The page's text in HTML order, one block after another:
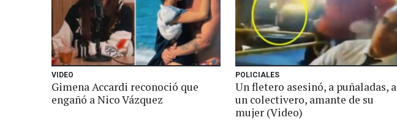
VIDEO
Gimena Accardi reconoció que
engañó a Nico Vázquez
POLICIALES
Un fletero asesinó, a puñaladas, a
un colectivero, amante de su
mujer (Video)